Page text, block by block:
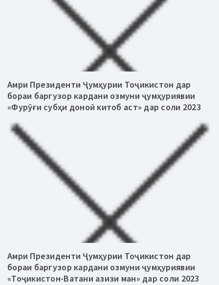
Амри Президенти Ҷумҳурии Тоҷикистон дар
бораи баргузор кардани озмуни ҷумҳуриявии
«Фурӯғи субҳи доноӣ китоб аст» дар соли 2023
Амри Президенти Ҷумҳурии Тоҷикистон дар
бораи баргузор кардани озмуни ҷумҳуриявии
«Тоҷикистон-Ватани азизи ман» дар соли 2023